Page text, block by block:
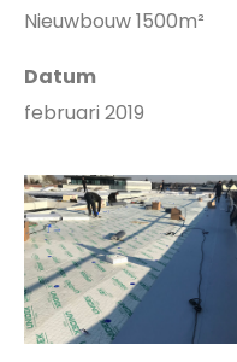
Nieuwbouw 1500m²
Datum
februari 2019